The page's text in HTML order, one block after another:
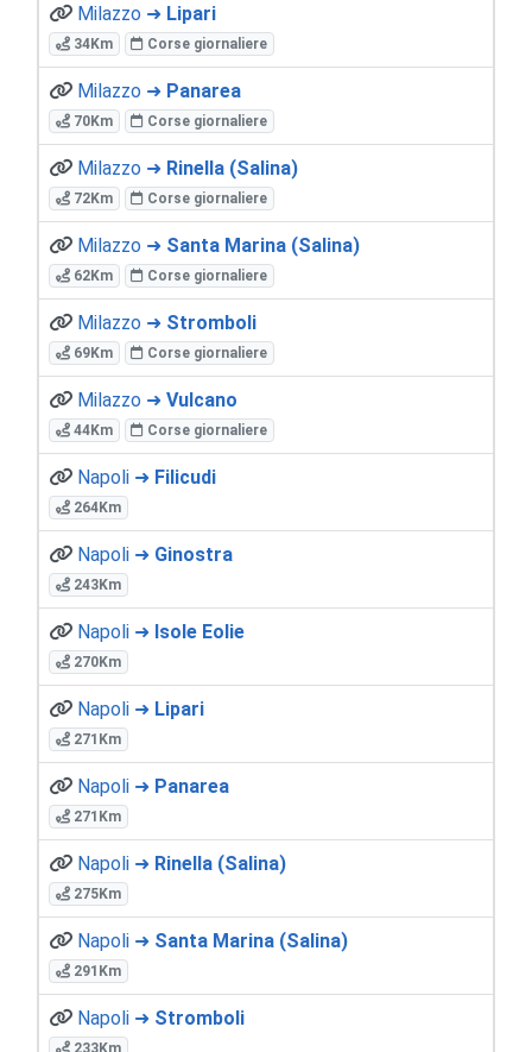
Milazzo ➜ Lipari
34Km Corse giornaliere
Milazzo ➜ Panarea
70Km Corse giornaliere
Milazzo ➜ Rinella (Salina)
72Km Corse giornaliere
Milazzo ➜ Santa Marina (Salina)
62Km Corse giornaliere
Milazzo ➜ Stromboli
69Km Corse giornaliere
Milazzo ➜ Vulcano
44Km Corse giornaliere
Napoli ➜ Filicudi
264Km
Napoli ➜ Ginostra
243Km
Napoli ➜ Isole Eolie
270Km
Napoli ➜ Lipari
271Km
Napoli ➜ Panarea
271Km
Napoli ➜ Rinella (Salina)
275Km
Napoli ➜ Santa Marina (Salina)
291Km
Napoli ➜ Stromboli
233Km